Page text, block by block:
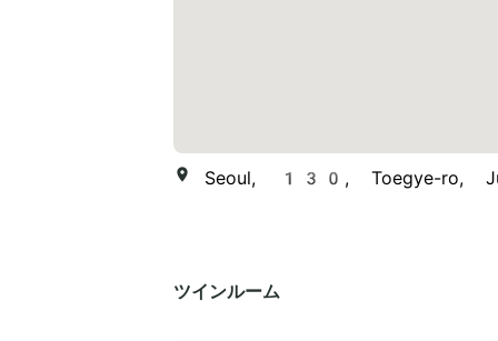
Seoul, 130, Toegye-ro,
ツインルーム